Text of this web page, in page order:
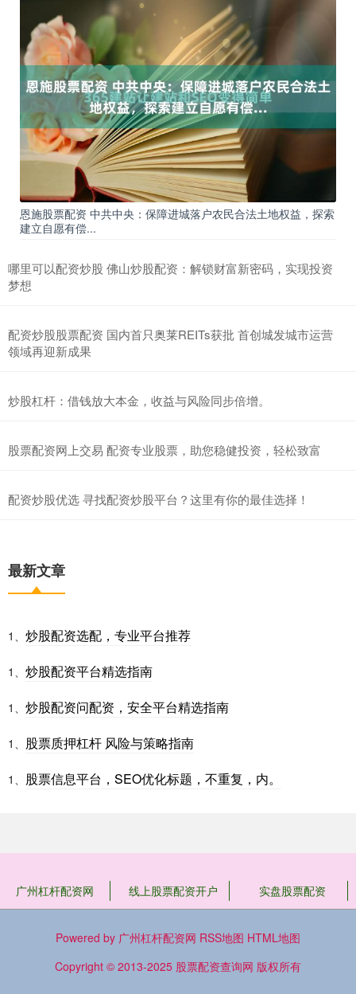
恩施股票配资 中共中央：保障进城落户农民合法土地权益，探索
建立自愿有偿...
哪里可以配资炒股 佛山炒股配资：解锁财富新密码，实现投资
梦想
配资炒股股票配资 国内首只奥莱REITs获批 首创城发城市运营
领域再迎新成果
炒股杠杆：借钱放大本金，收益与风险同步倍增。
股票配资网上交易 配资专业股票，助您稳健投资，轻松致富
配资炒股优选 寻找配资炒股平台？这里有你的最佳选择！
最新文章
1、 炒股配资选配，专业平台推荐
1、 炒股配资平台精选指南
1、 炒股配资问配资，安全平台精选指南
1、 股票质押杠杆 风险与策略指南
1、 股票信息平台，SEO优化标题，不重复，内。
广州杠杆配资网 线上股票配资开户 实盘股票配资
Powered by 广州杠杆配资网 RSS地图 HTML地图
Copyright © 2013-2025 股票配资查询网 版权所有